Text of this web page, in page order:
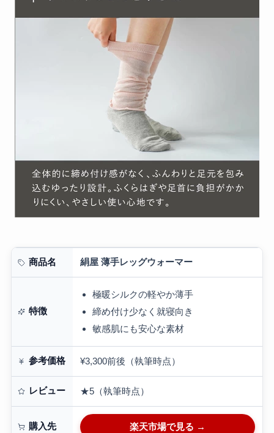
商品名 絹屋 薄手レッグウォーマー
特徴
極暖シルクの軽やか薄手
締め付け少なく就寝向き
敏感肌にも安心な素材
参考価格 ¥3,300前後（執筆時点）
レビュー ★5（執筆時点）
購入先 楽天市場で見る →